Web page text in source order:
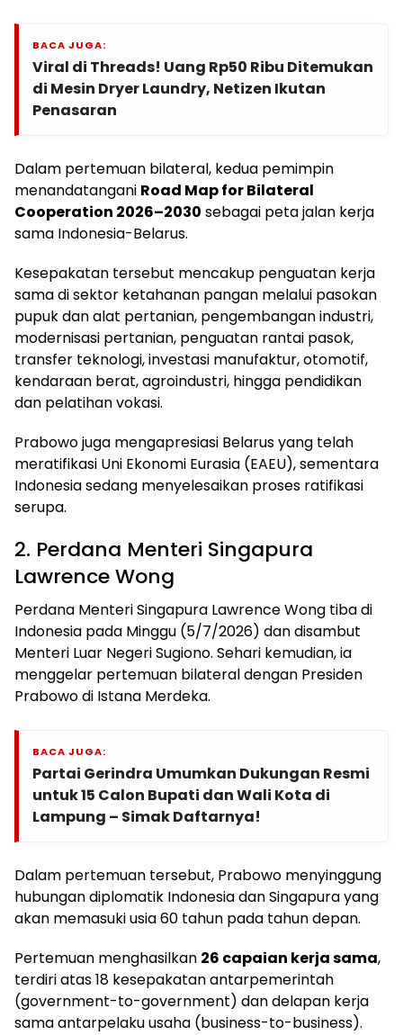
BACA JUGA:
Viral di Threads! Uang Rp50 Ribu Ditemukan
di Mesin Dryer Laundry, Netizen Ikutan
Penasaran
Dalam pertemuan bilateral, kedua pemimpin
menandatangani Road Map for Bilateral
Cooperation 2026–2030 sebagai peta jalan kerja
sama Indonesia-Belarus.
Kesepakatan tersebut mencakup penguatan kerja
sama di sektor ketahanan pangan melalui pasokan
pupuk dan alat pertanian, pengembangan industri,
modernisasi pertanian, penguatan rantai pasok,
transfer teknologi, investasi manufaktur, otomotif,
kendaraan berat, agroindustri, hingga pendidikan
dan pelatihan vokasi.
Prabowo juga mengapresiasi Belarus yang telah
meratifikasi Uni Ekonomi Eurasia (EAEU), sementara
Indonesia sedang menyelesaikan proses ratifikasi
serupa.
2. Perdana Menteri Singapura
Lawrence Wong
Perdana Menteri Singapura Lawrence Wong tiba di
Indonesia pada Minggu (5/7/2026) dan disambut
Menteri Luar Negeri Sugiono. Sehari kemudian, ia
menggelar pertemuan bilateral dengan Presiden
Prabowo di Istana Merdeka.
BACA JUGA:
Partai Gerindra Umumkan Dukungan Resmi
untuk 15 Calon Bupati dan Wali Kota di
Lampung – Simak Daftarnya!
Dalam pertemuan tersebut, Prabowo menyinggung
hubungan diplomatik Indonesia dan Singapura yang
akan memasuki usia 60 tahun pada tahun depan.
Pertemuan menghasilkan 26 capaian kerja sama,
terdiri atas 18 kesepakatan antarpemerintah
(government-to-government) dan delapan kerja
sama antarpelaku usaha (business-to-business).